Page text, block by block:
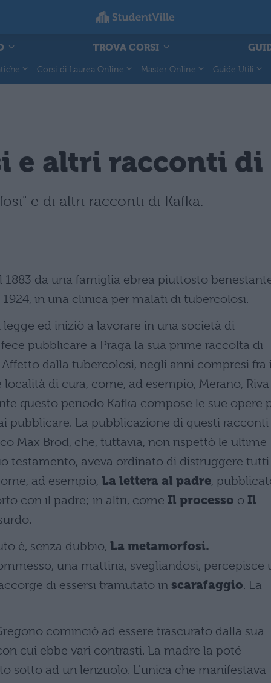
TROVA CORSI
Corsi di Laurea Online Master Online Guide Utili
e altri racconti di
e di altri racconti di Kafka.
1883 da una famiglia ebrea piuttosto
in una clinica per malati di tubercolosi.
ed iniziò a lavorare in una società di
pubblicare a Praga la sua prime raccolta di
Affetto dalla tubercolosi, negli anni compresi fra
di cura, come, ad esempio, Merano, Riva
questo periodo Kafka compose le sue opere
pubblicare. La pubblicazione di questi racconti
Max Brod, che, tuttavia, non rispettò le ultime
testamento, aveva ordinato di distruggere
ad esempio, La lettera al padre,
con il padre; in altri, come Il processo o Il
è, senza dubbio, La metamorfosi.
una mattina, svegliandosi, percepisce
di essersi tramutato in scarafaggio. La
cominciò ad essere trascurato dalla sua
cui ebbe vari contrasti. La madre la poté
sotto ad un lenzuolo. L'unica che manifestava